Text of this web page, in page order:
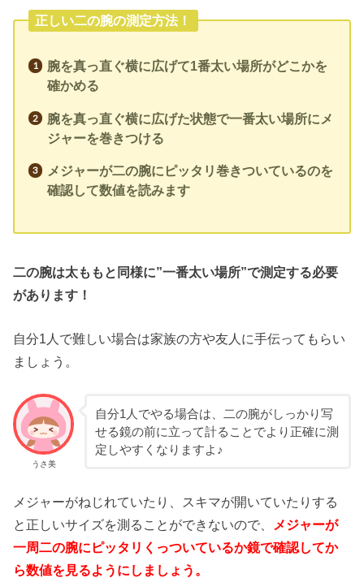
正しい二の腕の測定方法！
腕を真っ直ぐ横に広げて1番太い場所がどこかを
確かめる
腕を真っ直ぐ横に広げた状態で一番太い場所にメ
ジャーを巻きつける
メジャーが二の腕にピッタリ巻きついているのを
確認して数値を読みます
二の腕は太ももと同様に”一番太い場所”で測定する必要
があります！
自分1人で難しい場合は家族の方や友人に手伝ってもらい
ましょう。
うさ美
自分1人でやる場合は、二の腕がしっかり写
せる鏡の前に立って計ることでより正確に測
定しやすくなりますよ♪
メジャーがねじれていたり、スキマが開いていたりする
と正しいサイズを測ることができないので、
メジャーが
一周二の腕にピッタリくっついているか鏡で確認してか
ら数値を見るようにしましょう。